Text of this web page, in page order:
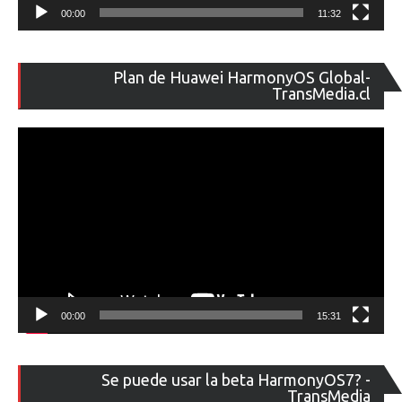
00:00 11:32
Plan de Huawei HarmonyOS Global-
TransMedia.cl
de
00:00 15:31
Se puede usar la beta HarmonyOS7? -
TransMedia
de